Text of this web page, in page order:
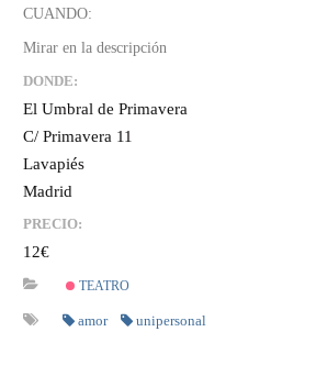
DONDE:
El Umbral de Primavera
C/ Primavera 11
Lavapiés
Madrid
PRECIO:
12€
TEATRO
amor unipersonal